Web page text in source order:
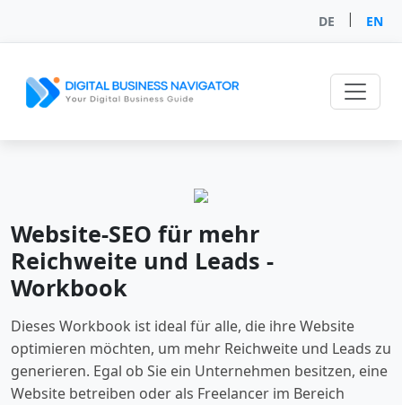
DE | EN
Website-SEO für mehr
Reichweite und Leads -
Workbook
Dieses Workbook ist ideal für alle, die ihre Website
optimieren möchten, um mehr Reichweite und Leads zu
generieren. Egal ob Sie ein Unternehmen besitzen, eine
Website betreiben oder als Freelancer im Bereich